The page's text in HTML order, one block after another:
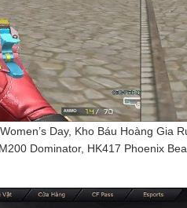
Day, Kho Báu Hoàng Gia
Dominator, HK417 Phoenix